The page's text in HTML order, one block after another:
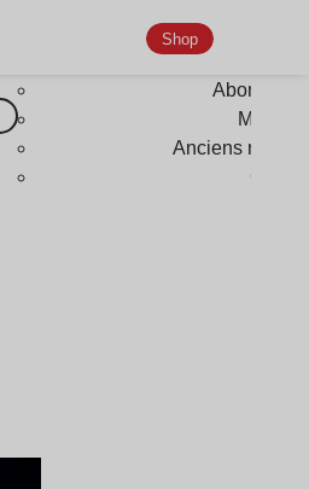
Shop
Anciens